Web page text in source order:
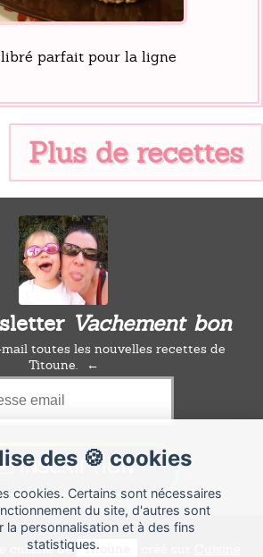
parfait pour la ligne
Plus de recettes
des 🍪 cookies
cookies. Certains sont nécessaires
du site, d'autres sont
la personnalisation et à des fins
statistiques.
Vachement bon
toutes les nouvelles recettes de
Titoune.
cuisine de Titoune